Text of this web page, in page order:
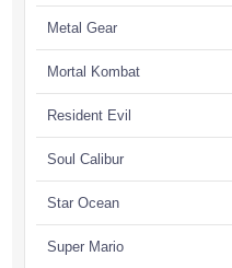
Metal Gear
Mortal Kombat
Resident Evil
Soul Calibur
Star Ocean
Super Mario